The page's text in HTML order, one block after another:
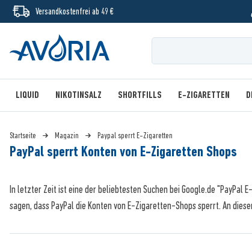
Versandkostenfrei ab 49 €
LIQUID NIKOTINSALZ SHORTFILLS E-ZIGARETTEN
Startseite Magazin Paypal sperrt E-Zigaretten
PayPal sperrt Konten von E-Zigaretten Shops
In letzter Zeit ist eine der beliebtesten Suchen bei Google.de
sagen, dass PayPal die Konten von E-Zigaretten-Shops sperrt. An